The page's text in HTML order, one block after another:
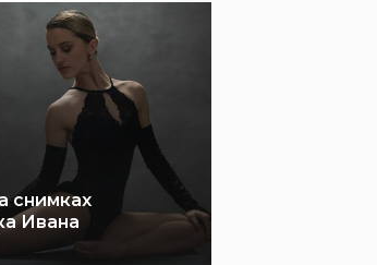
снимках
Ивана